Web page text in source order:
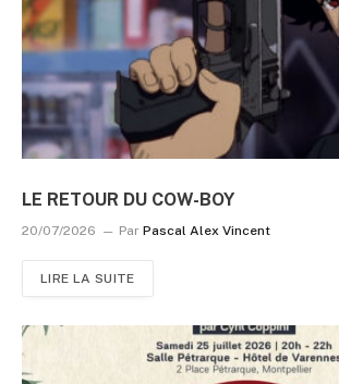
LE RETOUR DU COW-BOY
20/07/2026 Par Pascal Alex Vincent
LIRE LA SUITE